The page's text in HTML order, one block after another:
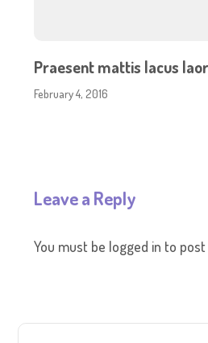
Praesent mattis lacus
February 4, 2016
Leave a Reply
You must be logged in to post